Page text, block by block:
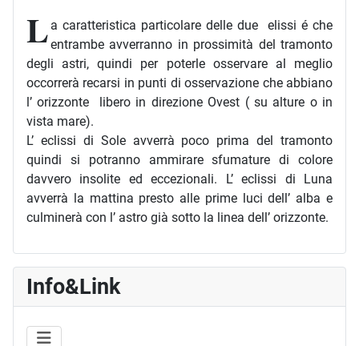
L a caratteristica particolare delle due elissi é che
entrambe avverranno in prossimità del tramonto
degli astri, quindi per poterle osservare al meglio
occorrerà recarsi in punti di osservazione che abbiano
l’ orizzonte libero in direzione Ovest ( su alture o in
vista mare).
L’ eclissi di Sole avverrà poco prima del tramonto
quindi si potranno ammirare sfumature di colore
davvero insolite ed eccezionali. L’ eclissi di Luna
avverrà la mattina presto alle prime luci dell’ alba e
culminerà con l’ astro già sotto la linea dell’ orizzonte.
Info&Link